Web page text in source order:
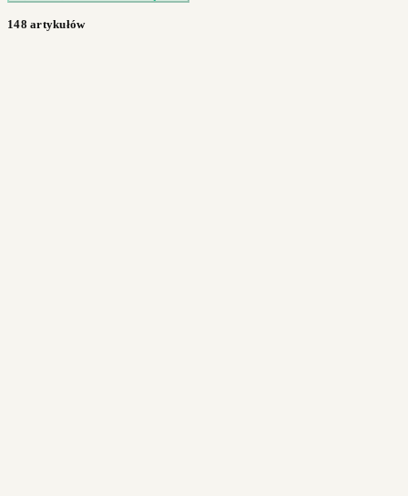
148 artykułów